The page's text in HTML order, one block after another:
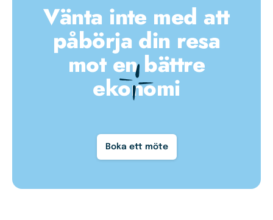
Vänta inte med att
påbörja din resa
mot en bättre
ekonomi
Boka ett möte